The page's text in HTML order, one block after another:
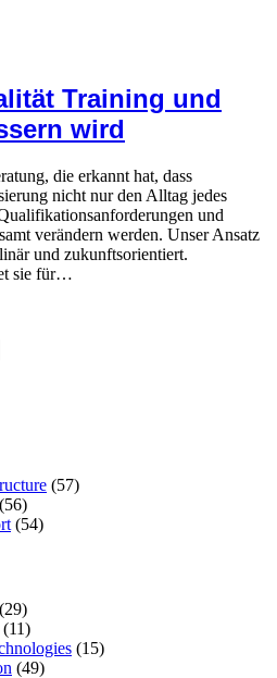
Training und
wird
die erkannt hat, dass
nicht nur den Alltag jedes
und
verändern werden. Unser Ansatz
und zukunftsorientiert.
sie für…
(57)
(56)
(54)
(29)
(11)
(15)
(49)